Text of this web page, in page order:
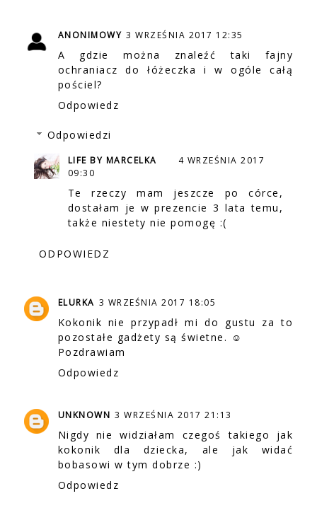
ANONIMOWY 3 WRZEŚNIA 2017 12:35
A gdzie można znaleźć taki fajny
ochraniacz do łóżeczka i w ogóle całą
pościel?
Odpowiedz
Odpowiedzi
LIFE BY MARCELKA
4 WRZEŚNIA 2017
09:30
Te rzeczy mam jeszcze po córce,
dostałam je w prezencie 3 lata temu,
także niestety nie pomogę :(
ODPOWIEDZ
ELURKA 3 WRZEŚNIA 2017 18:05
Kokonik nie przypadł mi do gustu za to
pozostałe gadżety są świetne. ☺
Pozdrawiam
Odpowiedz
UNKNOWN 3 WRZEŚNIA 2017 21:13
Nigdy nie widziałam czegoś takiego jak
kokonik dla dziecka, ale jak widać
bobasowi w tym dobrze :)
Odpowiedz